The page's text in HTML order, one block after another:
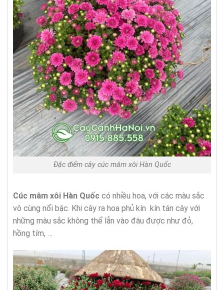
Đặc điểm cây cúc mâm xôi Hàn Quốc
Cúc mâm xôi Hàn Quốc có nhiều hoa, với các màu sắc
vô cùng nổi bậc. Khi cây ra hoa phủ kín kín tán cây với
những màu sắc không thể lẫn vào đâu được như đỏ,
hồng tím, …